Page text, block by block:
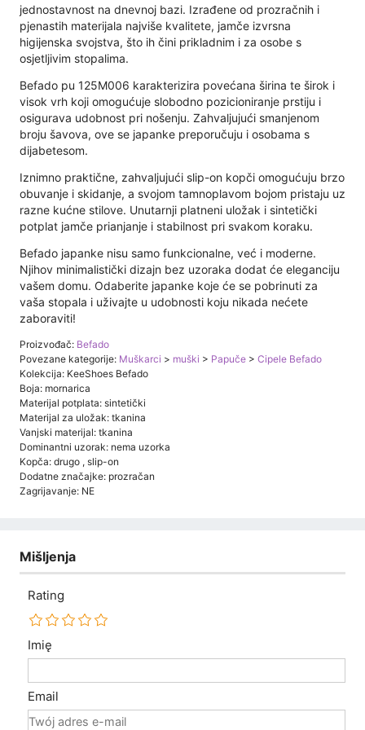
jednostavnost na dnevnoj bazi. Izrađene od prozračnih i
pjenastih materijala najviše kvalitete, jamče izvrsna
higijenska svojstva, što ih čini prikladnim i za osobe s
osjetljivim stopalima.
Befado pu 125M006 karakterizira povećana širina te širok i
visok vrh koji omogućuje slobodno pozicioniranje prstiju i
osigurava udobnost pri nošenju. Zahvaljujući smanjenom
broju šavova, ove se japanke preporučuju i osobama s
dijabetesom.
Iznimno praktične, zahvaljujući slip-on kopči omogućuju brzo
obuvanje i skidanje, a svojom tamnoplavom bojom pristaju uz
razne kućne stilove. Unutarnji platneni uložak i sintetički
potplat jamče prianjanje i stabilnost pri svakom koraku.
Befado japanke nisu samo funkcionalne, već i moderne.
Njihov minimalistički dizajn bez uzoraka dodat će eleganciju
vašem domu. Odaberite japanke koje će se pobrinuti za
vaša stopala i uživajte u udobnosti koju nikada nećete
zaboraviti!
Proizvođač: Befado
Povezane kategorije: Muškarci > muški > Papuče > Cipele Befado
Kolekcija: KeeShoes Befado
Boja: mornarica
Materijal potplata: sintetički
Materijal za uložak: tkanina
Vanjski materijal: tkanina
Dominantni uzorak: nema uzorka
Kopča: drugo , slip-on
Dodatne značajke: prozračan
Zagrijavanje: NE
Mišljenja
Rating
Imię
Email